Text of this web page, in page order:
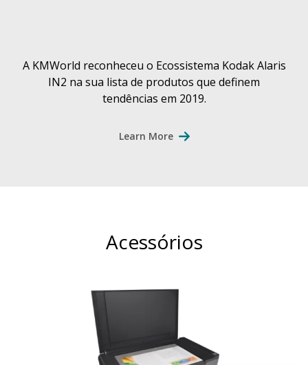
A KMWorld reconheceu o Ecossistema Kodak Alaris
IN2 na sua lista de produtos que definem
tendências em 2019.
Learn More
Acessórios